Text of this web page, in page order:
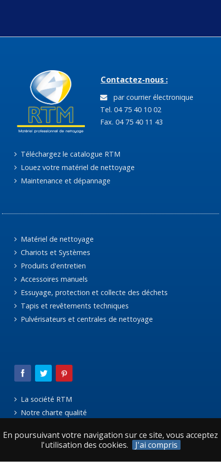
En poursuivant votre navigation sur ce site, vous acceptez
l'utilisation des cookies.
J'ai compris
Contactez-nous :
par courrier électronique
Tel. 04 75 40 10 02
Fax. 04 75 40 11 43
Téléchargez le catalogue RTM
Louez votre matériel de nettoyage
Maintenance et dépannage
Matériel de nettoyage
Chariots et Systèmes
Produits d'entretien
Accessoires manuels
Essuyage, protection et collecte des déchets
Tapis et revêtements techniques
Pulvérisateurs et centrales de nettoyage
La société RTM
Notre charte qualité
Mentions légales